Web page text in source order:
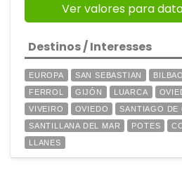
Ver valores para
Destinos / Interesses
EUROPA SAN SEBASTIAN BILBAO
FERROL
GIJÓN LUARCA
VIVEIRO
OVIEDO
SANTIAGO DE
SANTILLANA DEL MAR
POTES
LLANES